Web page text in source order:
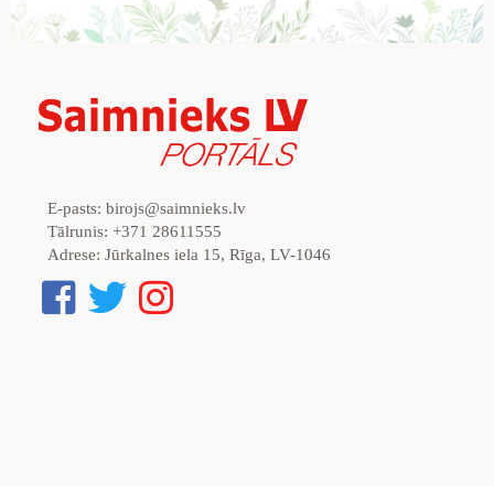
E-pasts: birojs@saimnieks.lv
Tālrunis: +371 28611555
Adrese: Jūrkalnes iela 15, Rīga, LV-1046